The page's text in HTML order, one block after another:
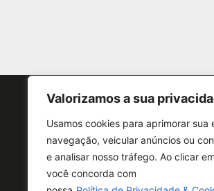
Valorizamos a sua
Usamos cookies para aprimorar sua
navegação, veicular anúncios ou
e analisar nosso tráfego. Ao clicar
você concorda com